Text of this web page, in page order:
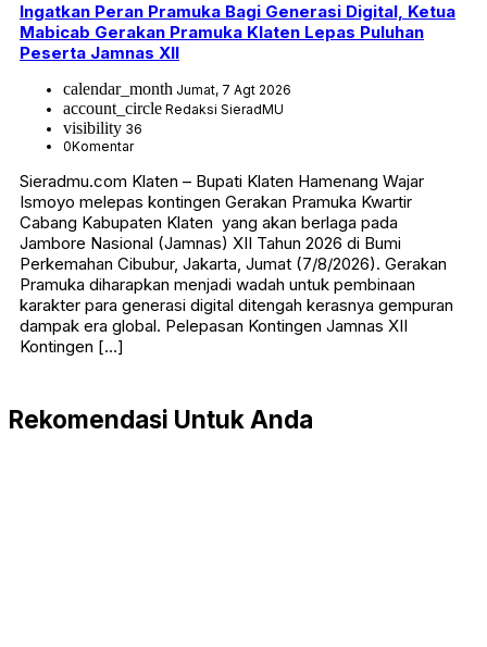
Ingatkan Peran Pramuka Bagi Generasi Digital, Ketua
Mabicab Gerakan Pramuka Klaten Lepas Puluhan
Peserta Jamnas XII
calendar_month Jumat, 7 Agt 2026
account_circle Redaksi SieradMU
visibility 36
0Komentar
Sieradmu.com Klaten – Bupati Klaten Hamenang Wajar
Ismoyo melepas kontingen Gerakan Pramuka Kwartir
Cabang Kabupaten Klaten yang akan berlaga pada
Jambore Nasional (Jamnas) XII Tahun 2026 di Bumi
Perkemahan Cibubur, Jakarta, Jumat (7/8/2026). Gerakan
Pramuka diharapkan menjadi wadah untuk pembinaan
karakter para generasi digital ditengah kerasnya gempuran
dampak era global. Pelepasan Kontingen Jamnas XII
Kontingen […]
Rekomendasi Untuk Anda